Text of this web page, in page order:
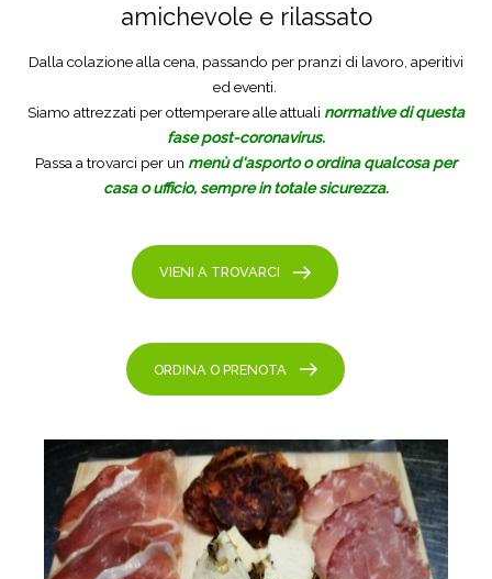
amichevole e rilassato
Dalla colazione alla cena, passando per pranzi di lavoro, aperitivi
ed eventi.
Siamo attrezzati per ottemperare alle attuali normative di questa
fase post-coronavirus.
Passa a trovarci per un menù d'asporto o ordina qualcosa per
casa o ufficio, sempre in totale sicurezza.
VIENI A TROVARCI
ORDINA O PRENOTA